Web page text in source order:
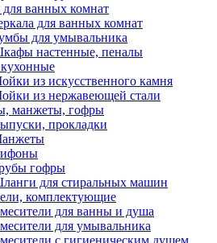
ванных комнат
для ванных комнат
для умывальника
настенные, пеналы
из искусственного камня
из нержавеющей стали
манжеты, гофры
прокладки
гофры
для стиральных машин
комплектующие
для ванны и душа
для умывальника
с гигиеническим душем